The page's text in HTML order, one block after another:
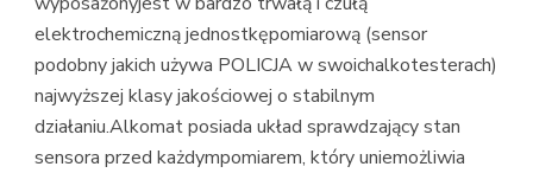
elektrochemiczną jednostkępomiarową (sensor
podobny jakich używa POLICJA w swoichalkotesterach)
najwyższej klasy jakościowej o stabilnym
działaniu.Alkomat posiada układ sprawdzający stan
sensora przed każdympomiarem, który uniemożliwia